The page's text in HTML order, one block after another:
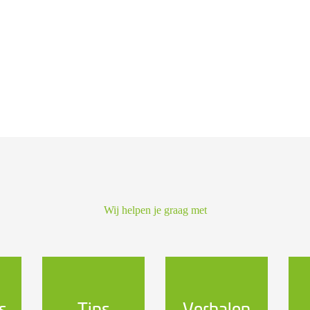
Wij helpen je graag met